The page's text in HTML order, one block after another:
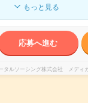
もっと見る
応募へ進む
タルソーシング株式会社 メディ